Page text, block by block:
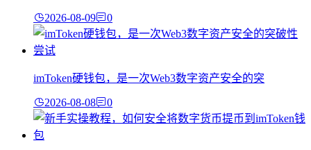
2026-08-09 0
imToken硬钱包，是一次Web3数字资产安全的突
2026-08-08 0